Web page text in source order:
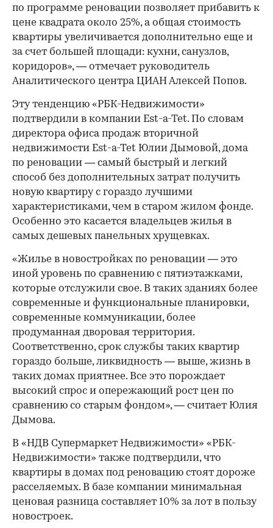
по программе реновации позволяет прибавить к
цене квадрата около 25%, а общая стоимость
квартиры увеличивается дополнительно еще и
за счет большей площади: кухни, санузлов,
коридоров», — отмечает руководитель
Аналитического центра ЦИАН Алексей Попов.
Эту тенденцию «РБК-Недвижимости»
подтвердили в компании Est-a-Tet. По словам
директора офиса продаж вторичной
недвижимости Est-a-Tet Юлии Дымовой, дома
по реновации — самый быстрый и легкий
способ без дополнительных затрат получить
новую квартиру с гораздо лучшими
характеристиками, чем в старом жилом фонде.
Особенно это касается владельцев жилья в
самых дешевых панельных хрущевках.
«Жилье в новостройках по реновации — это
иной уровень по сравнению с пятиэтажками,
которые отслужили свое. В таких зданиях более
современные и функциональные планировки,
современные коммуникации, более
продуманная дворовая территория.
Соответственно, срок службы таких квартир
гораздо больше, ликвидность — выше, жизнь в
таких домах приятнее. Все это порождает
высокий спрос и опережающий рост цен по
сравнению со старым фондом», — считает Юлия
Дымова.
В «НДВ Супермаркет Недвижимости» «РБК-
Недвижимости» также подтвердили, что
квартиры в домах под реновацию стоят дороже
расселяемых. В базе компании минимальная
ценовая разница составляет 10% за лот в пользу
новостроек.